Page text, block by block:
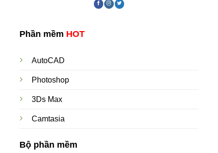
Phần mềm HOT
AutoCAD
Photoshop
3Ds Max
Camtasia
Bộ phần mềm